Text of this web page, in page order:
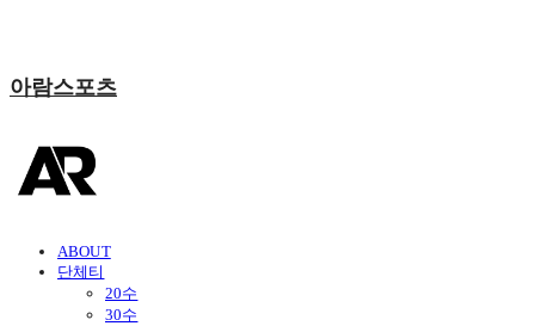
아람스포츠
ABOUT
단체티
20수
30수